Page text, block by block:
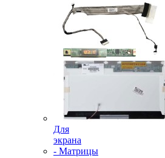
Для
экрана
- Матрицы